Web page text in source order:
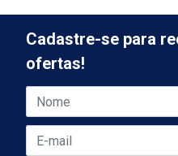
Cadastre-se para
ofertas!